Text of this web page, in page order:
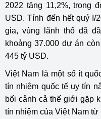
2022 tăng 11,2%, trong
USD. Tính đến hết quý I/
gia, vùng lãnh thổ đã
khoảng 37.000 dự án
445 tỷ USD.
Việt Nam là một số ít
tín nhiệm quốc tế uy tín
bối cảnh cả thế giới gặp
tín nhiệm của Việt Nam